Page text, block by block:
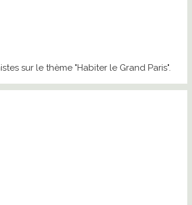
sur le thème "Habiter le Grand Paris".